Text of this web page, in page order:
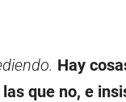
Hay
que no, e